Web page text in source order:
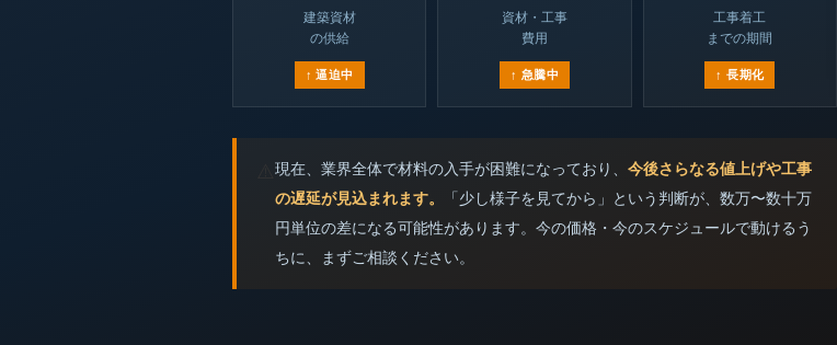
建築資材
の供給
↑ 逼迫中
資材・工事
費用
↑ 急騰中
工事着工
までの期間
↑ 長期化
現在、業界全体で材料の入手が困難になっており、 今後さらなる値上げや工事
の遅延が見込まれます。
「少し様子を見てから」という判断が、数万〜数十万
円単位の差になる可能性があります。今の価格・今のスケジュールで動けるう
ちに、まずご相談ください。